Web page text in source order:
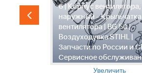
6 | Корпус вентилятора,
наружный - Крыльчатка
вентилятора | BG 50 |
Воздуходувка STIHL |
Запчасти по России и
Сервисное
Увеличить